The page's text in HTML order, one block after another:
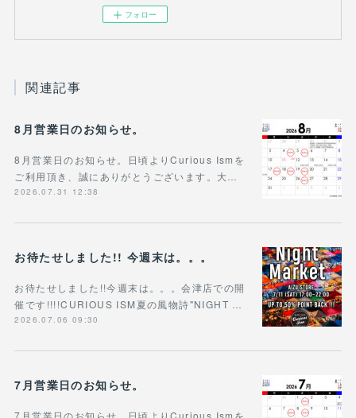
フォロー
関連記事
8月営業日のお知らせ。
8月営業日のお知らせ。日頃よりCurious Ismを
ご利用頂き、誠にありがとうございます。大…
2026.07.31 12:38
お待たせしました!! 今週末は。。。
お待たせしました!!今週末は。。。会津店での開
催です!!!!CURIOUS ISM夏の風物詩"NIGHT …
2026.07.06 09:30
7月営業日のお知らせ。